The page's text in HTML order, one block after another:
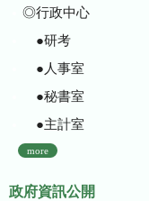
◎行政中心
●研考
●人事室
●秘書室
●主計室
more
政府資訊公開